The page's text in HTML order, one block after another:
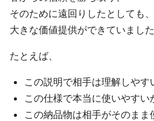
そのために遠回りしたとしても
大きな価値提供ができていました
たとえば、
この説明で相手は理解しやす
この仕様で本当に使いやすい
この納品物は相手がそのまま